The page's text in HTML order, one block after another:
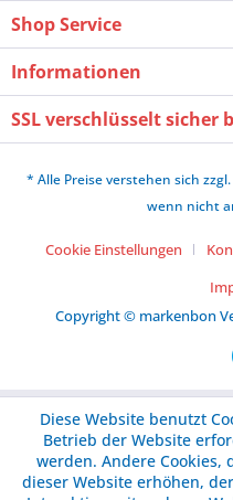
Shop Service
Informationen
SSL verschlüsselt sicher
* Alle Preise verstehen sich
wenn nicht
Cookie Einstellungen
Copyright © markenbon
Diese Website benutzt
Betrieb der Website
werden. Andere Cookies,
dieser Website erhöhen,